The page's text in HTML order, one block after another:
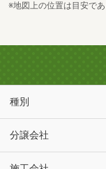
※地図上の位置は目安で
種別
分譲会社